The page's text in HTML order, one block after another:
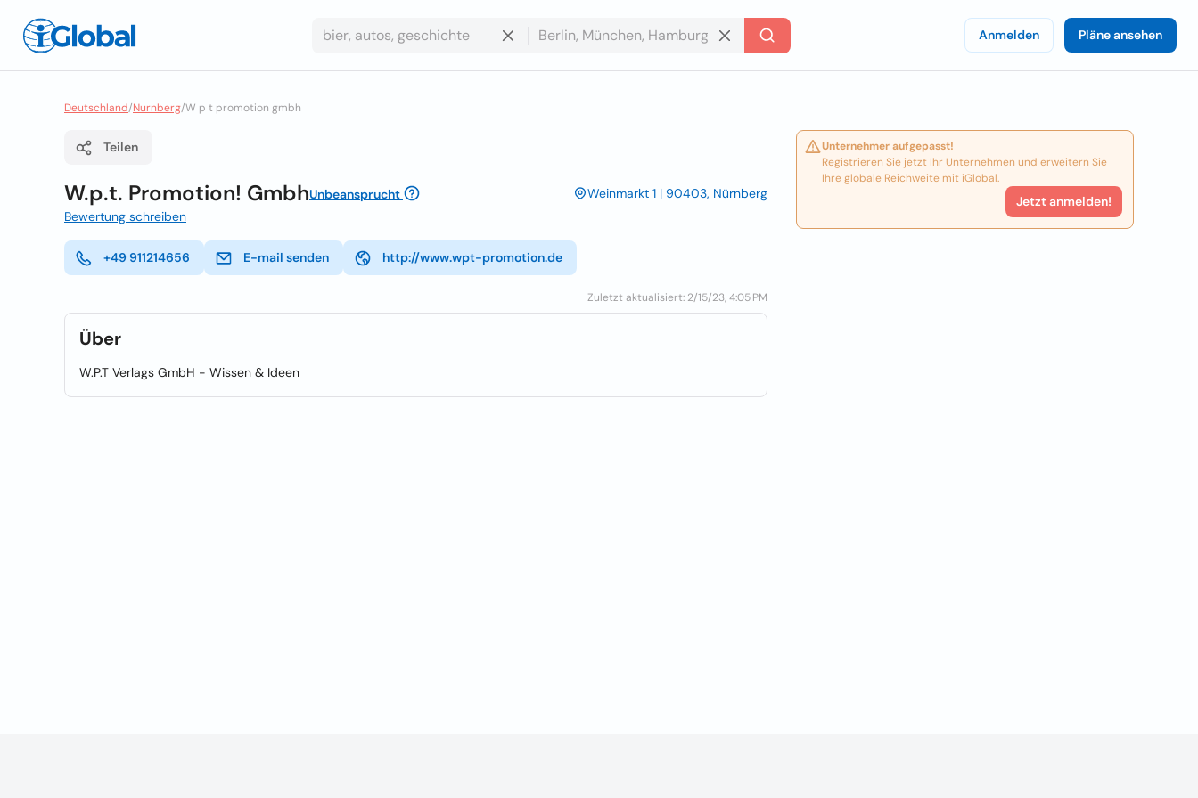
Anmelden Pläne ansehen
Deutschland/Nurnberg/W p t promotion gmbh
Teilen
W.p.t. Promotion! GmbhUnbeansprucht
Weinmarkt 1 | 90403, Nürnberg
Bewertung schreiben
+49 911214656 E-mail senden http://www.wpt-promotion.de
Zuletzt aktualisiert: 2/15/23, 4:05 PM
Über
W.P.T Verlags GmbH - Wissen & Ideen
Unternehmer aufgepasst!
Registrieren Sie jetzt Ihr Unternehmen und erweitern Sie
Ihre globale Reichweite mit iGlobal.
Jetzt anmelden!